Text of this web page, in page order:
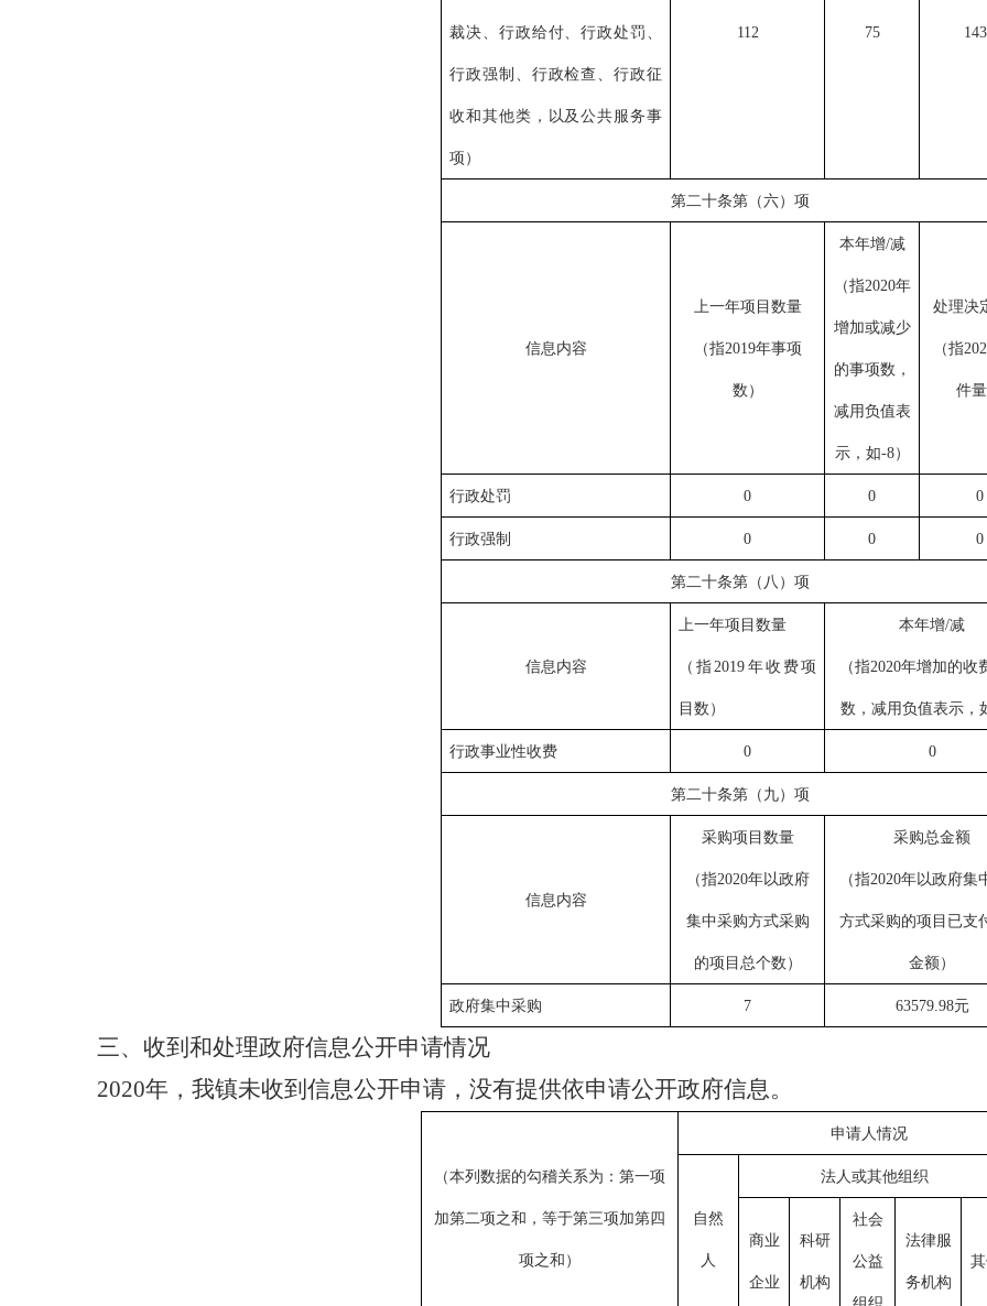
裁决、行政给付、行政处罚、
行政强制、行政检查、行政征
收和 其他类，以及公共服务事
项 ）
112 75
第二十条第（六）项
信息内容
上一年项目数量
（指2019年事项
数 ）
本年增/减
（指2020年
增加或减少
的事项数，
减用负值表
示，如-8）
处理决
（指
件量
行政处罚 0 0 0
行政强制 0 0 0
第二十条第（八）项
信息内容
上一年项目数量
（指2019年收费项
目数 ）
本年增/减
（指2020年增加的收
数，减用负值表示，
行政事业性收费 0 0
第二十条第（九）项
信息内容
采购项目数量
（指2020年以政府
集中采购方式采购
的项目总个数 ）
采购总金额
（指2020年以政府集
方式采购的项目已支
金额 ）
政府集中采购 7 63579.98元
三、收到和处理政府信息公开申请情况
2020年，我镇未收到信息公开申请，没有提供依申请公开政府信息。
（本列数据的勾稽关系为：第一项
加第二项之和，等于第三项加第四
项之和）
申请人情况
自然
人
法人或其他组织
商业
企业
科研
机构
社会
公益
法律服
务机构